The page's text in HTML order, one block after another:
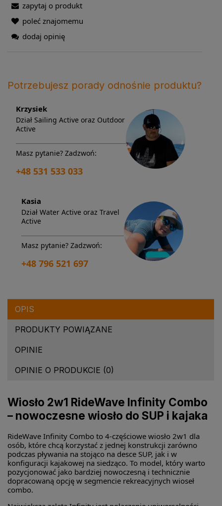
zapytaj o produkt
poleć znajomemu
dodaj opinię
Potrzebujesz porady odnośnie produktu?
Krzysiek
Dział Sailing Active oraz Outdoor
Active
Masz pytanie? Zadzwoń:
+48 531 533 033
Kasia
Dział Water Active oraz Travel
Active
Masz pytanie? Zadzwoń:
+48 796 521 697
OPIS
PRODUKTY POWIĄZANE
OPINIE
OPINIE O PRODUKCIE (0)
Wiosło 2w1 RideWave Infinity Combo
– nowoczesne wiosło do SUP i kajaka
RideWave Infinity Combo to 4-częściowe wiosło 2w1 dla
osób, które chcą korzystać z jednej konstrukcji zarówno
podczas pływania na stojąco na desce SUP, jak i w
konfiguracji kajakowej na siedząco. To model, który warto
pozycjonować jako bardziej nowoczesną i technicznie
dopracowaną opcję w segmencie rekreacyjnych wioseł
combo.